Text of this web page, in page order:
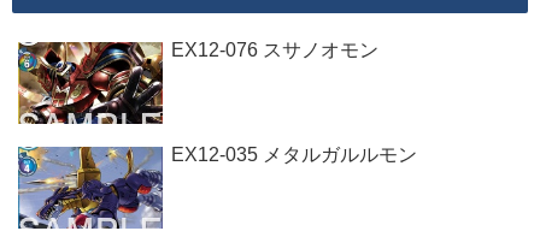
EX12-076 スサノオモン
EX12-035 メタルガルルモン